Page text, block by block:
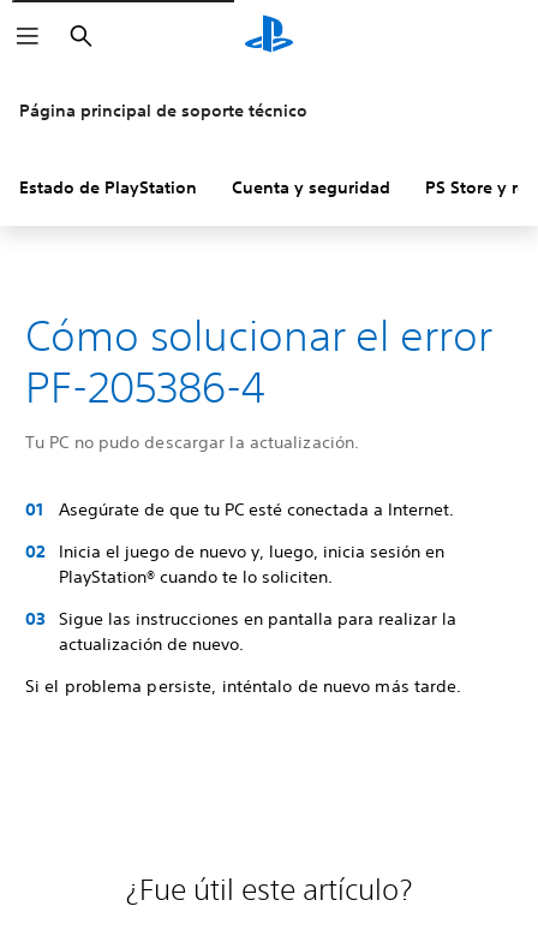
Buscar
Página principal de soporte técnico
Estado de PlayStation Cuenta y seguridad PS Store y
Cómo solucionar el error
PF-205386-4
Tu PC no pudo descargar la actualización.
Asegúrate de que tu PC esté conectada a Internet.
Inicia el juego de nuevo y, luego, inicia sesión en
PlayStation® cuando te lo soliciten.
Sigue las instrucciones en pantalla para realizar la
actualización de nuevo.
Si el problema persiste, inténtalo de nuevo más tarde.
¿Fue útil este artículo?